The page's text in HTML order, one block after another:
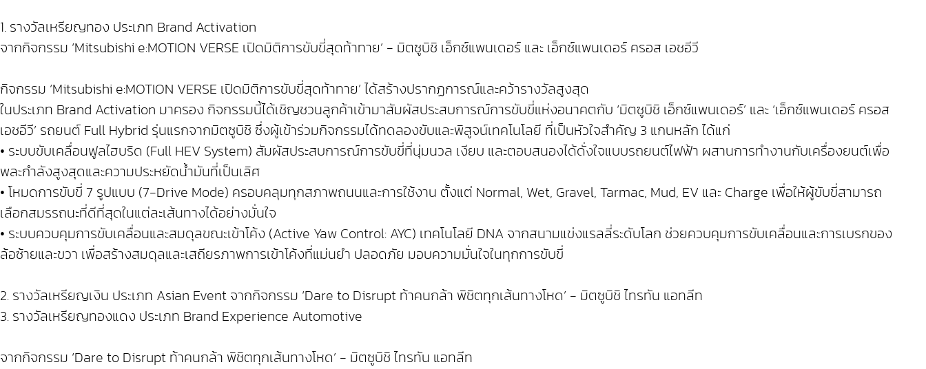
1. รางวัลเหรียญทอง ประเภท Brand Activation
จากกิจกรรม ‘Mitsubishi e:MOTION VERSE เปิดมิติการขับขี่สุดท้าทาย’ - มิตซูบิชิ เอ็กซ์แพนเดอร์ และ เอ็กซ์แพนเดอร์ ครอส เอชอีวี
กิจกรรม ‘Mitsubishi e:MOTION VERSE เปิดมิติการขับขี่สุดท้าทาย’ ได้สร้างปรากฏการณ์และคว้ารางวัลสูงสุด
ในประเภท Brand Activation มาครอง กิจกรรมนี้ได้เชิญชวนลูกค้าเข้ามาสัมผัสประสบการณ์การขับขี่แห่งอนาคตกับ ‘มิตซูบิชิ เอ็กซ์แพนเดอร์’ และ ‘เอ็กซ์แพนเดอร์ ครอส
เอชอีวี’ รถยนต์ Full Hybrid รุ่นแรกจากมิตซูบิชิ ซึ่งผู้เข้าร่วมกิจกรรมได้ทดลองขับและพิสูจน์เทคโนโลยี ที่เป็นหัวใจสำคัญ 3 แกนหลัก ได้แก่
• ระบบขับเคลื่อนฟูลไฮบริด (Full HEV System) สัมผัสประสบการณ์การขับขี่ที่นุ่มนวล เงียบ และตอบสนองได้ดั่งใจแบบรถยนต์ไฟฟ้า ผสานการทำงานกับเครื่องยนต์เพื่อ
พละกำลังสูงสุดและความประหยัดน้ำมันที่เป็นเลิศ
• โหมดการขับขี่ 7 รูปแบบ (7-Drive Mode) ครอบคลุมทุกสภาพถนนและการใช้งาน ตั้งแต่ Normal, Wet, Gravel, Tarmac, Mud, EV และ Charge เพื่อให้ผู้ขับขี่สามารถ
เลือกสมรรถนะที่ดีที่สุดในแต่ละเส้นทางได้อย่างมั่นใจ
• ระบบควบคุมการขับเคลื่อนและสมดุลขณะเข้าโค้ง (Active Yaw Control: AYC) เทคโนโลยี DNA จากสนามแข่งแรลลี่ระดับโลก ช่วยควบคุมการขับเคลื่อนและการเบรกของ
ล้อซ้ายและขวา เพื่อสร้างสมดุลและเสถียรภาพการเข้าโค้งที่แม่นยำ ปลอดภัย มอบความมั่นใจในทุกการขับขี่
2. รางวัลเหรียญเงิน ประเภท Asian Event จากกิจกรรม ‘Dare to Disrupt ท้าคนกล้า พิชิตทุกเส้นทางโหด’ - มิตซูบิชิ ไทรทัน แอทลีท
3. รางวัลเหรียญทองแดง ประเภท Brand Experience Automotive
จากกิจกรรม ‘Dare to Disrupt ท้าคนกล้า พิชิตทุกเส้นทางโหด’ - มิตซูบิชิ ไทรทัน แอทลีท